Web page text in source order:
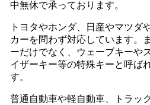
中無休で承っております。
トヨタやホンダ、日産やマツダ
カーを問わず対応しています。
ーだけでなく、ウェーブキーや
イザーキー等の特殊キーと呼ば
す。
普通自動車や軽自動車、トラッ